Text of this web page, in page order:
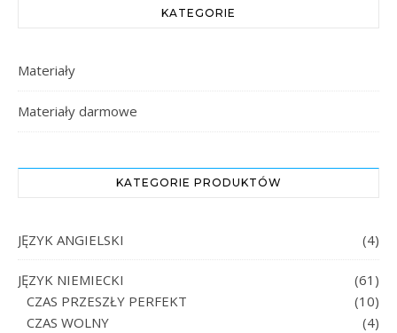
KATEGORIE
Materiały
Materiały darmowe
KATEGORIE PRODUKTÓW
JĘZYK ANGIELSKI (4)
JĘZYK NIEMIECKI
(61)
CZAS PRZESZŁY PERFEKT
(10)
CZAS WOLNY
(4)